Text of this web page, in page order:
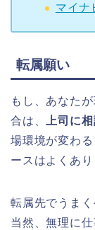
マイナ
転属願い
もし、あなた
合は、
上司に
場環境が変わ
ースはよくあり
転属先でうま
当然、無理に